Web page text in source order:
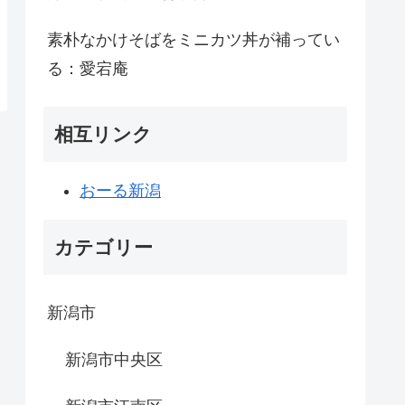
素朴なかけそばをミニカツ丼が補ってい
る：愛宕庵
相互リンク
おーる新潟
カテゴリー
新潟市
新潟市中央区